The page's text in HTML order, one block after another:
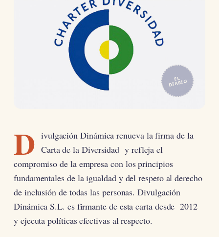
EL
DIARIO
D ivulgación Dinámica renueva la firma de la
Carta de la Diversidad y refleja el
compromiso de la empresa con los principios
fundamentales de la igualdad y del respeto al derecho
de inclusión de todas las personas. Divulgación
Dinámica S.L. es firmante de esta carta desde 2012
y ejecuta políticas efectivas al respecto.